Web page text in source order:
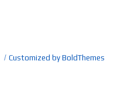
Customized by BoldThemes